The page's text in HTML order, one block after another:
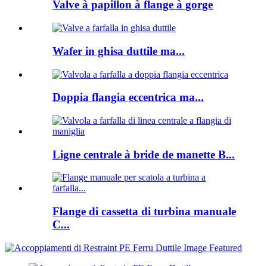
Valve à papillon à flange à gorge
Wafer in ghisa duttile ma...
Doppia flangia eccentrica ma...
Ligne centrale à bride de manette B...
Flange di cassetta di turbina manuale
C...